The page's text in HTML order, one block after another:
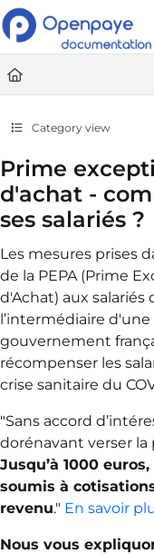
Documentation
Fetch the complete
Use this file to discover all
Category view
Prime
d'achat -
ses salariés ?
Les mesures prises
de la PEPA (Prime
d'Achat) aux salariés
l’intermédiaire
gouvernement
récompenser les
crise sanitaire du
"Sans accord
dorénavant verser
Jusqu’à 1000
soumis à
revenu." En savoir
Nous vous